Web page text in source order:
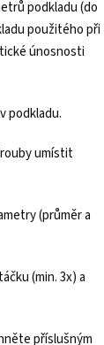
podkladu (do
použitého při
únosnosti
podkladu.
umístit
(průměr a
(min. 3x) a
příslušným